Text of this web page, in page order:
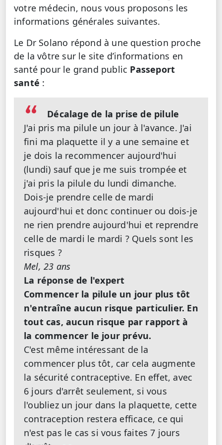
votre médecin, nous vous proposons les
informations générales suivantes.
Le Dr Solano répond à une question proche
de la vôtre sur le site d’informations en
santé pour le grand public Passeport
santé :
Décalage de la prise de pilule
J'ai pris ma pilule un jour à l'avance. J'ai
fini ma plaquette il y a une semaine et
je dois la recommencer aujourd'hui
(lundi) sauf que je me suis trompée et
j'ai pris la pilule du lundi dimanche.
Dois-je prendre celle de mardi
aujourd'hui et donc continuer ou dois-je
ne rien prendre aujourd'hui et reprendre
celle de mardi le mardi ? Quels sont les
risques ?
Mel, 23 ans
La réponse de l'expert
Commencer la pilule un jour plus tôt
n'entraîne aucun risque particulier. En
tout cas, aucun risque par rapport à
la commencer le jour prévu.
C'est même intéressant de la
commencer plus tôt, car cela augmente
la sécurité contraceptive. En effet, avec
6 jours d'arrêt seulement, si vous
l'oubliez un jour dans la plaquette, cette
contraception restera efficace, ce qui
n'est pas le cas si vous faites 7 jours